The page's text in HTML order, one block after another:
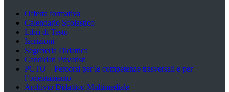
Offerta formativa
Calendario Scolastico
Libri di Testo
Iscrizioni
Segreteria Didattica
Candidati Privatisti
PCTO – Percorsi per le competenze trasversali e per
l’orientamento
Archivio Didattico Multimediale